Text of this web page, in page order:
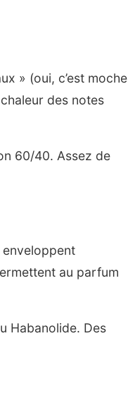
» (oui, c’est moche
des notes
60/40. Assez de
au parfum
Habanolide. Des